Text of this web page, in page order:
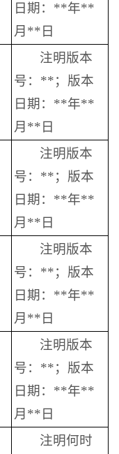
日期：**年**
月**日
注明版本
号：**；版本
日期：**年**
月**日
注明版本
号：**；版本
日期：**年**
月**日
注明版本
号：**；版本
日期：**年**
月**日
注明版本
号：**；版本
日期：**年**
月**日
注明何时